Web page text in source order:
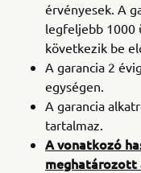
érvényesek. A
legfeljebb 1000
következik be
A garancia 2
egységen.
A garancia
tartalmaz.
A vonatkozó
meghatározott